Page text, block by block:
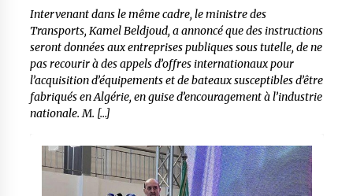
Intervenant dans le même cadre, le ministre des
Transports, Kamel Beldjoud, a annoncé que des instructions
seront données aux entreprises publiques sous tutelle, de ne
pas recourir à des appels d’offres internationaux pour
l’acquisition d’équipements et de bateaux susceptibles d’être
fabriqués en Algérie, en guise d’encouragement à l’industrie
nationale. M. […]